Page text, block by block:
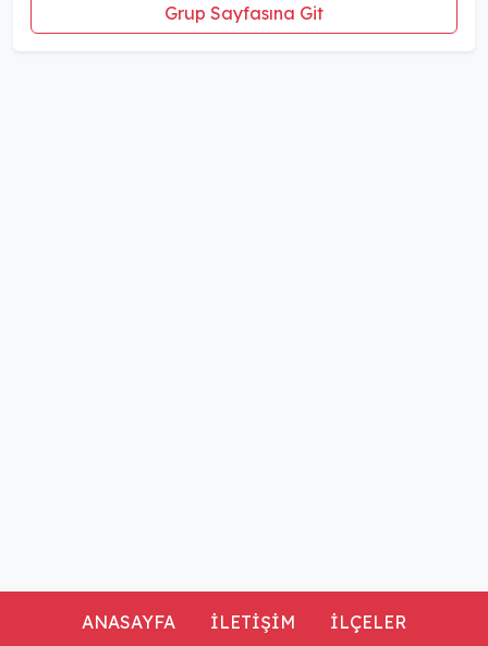
Grup Sayfasına Git
ANASAYFA İLETİŞİM
İLÇELER